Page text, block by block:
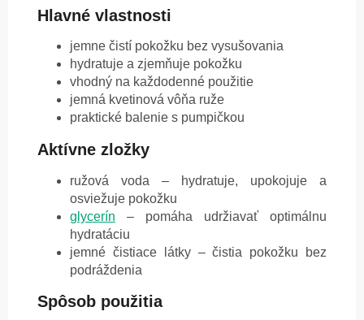
Hlavné vlastnosti
jemne čistí pokožku bez vysušovania
hydratuje a zjemňuje pokožku
vhodný na každodenné použitie
jemná kvetinová vôňa ruže
praktické balenie s pumpičkou
Aktívne zložky
ružová voda – hydratuje, upokojuje a
osviežuje pokožku
glycerín – pomáha udržiavať optimálnu
hydratáciu
jemné čistiace látky – čistia pokožku bez
podráždenia
Spôsob použitia